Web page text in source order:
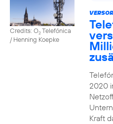
Credits: O2Telefónica
/ Henning Koepke
2020
Kraft